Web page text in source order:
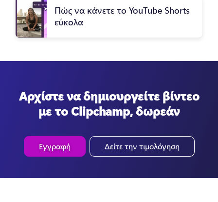
Πώς να κάνετε το YouTube Shorts
εύκολα
Αρχίστε να δημιουργείτε βίντεο
με το Clipchamp, δωρεάν
Εγγραφή Δείτε την τιμολόγηση